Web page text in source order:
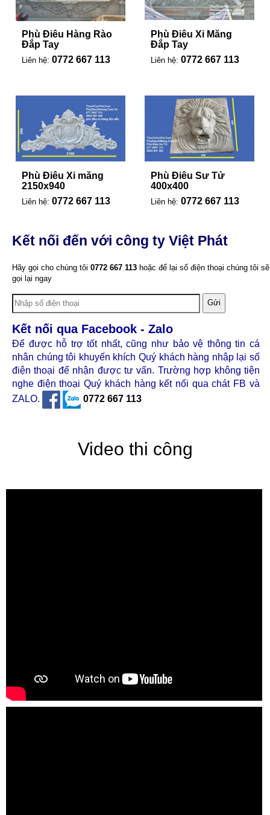
Phù Điêu Hàng Rào
Đắp Tay
Liên hệ: 0772 667 113
Phù Điêu Xi Măng
Đắp Tay
Liên hệ: 0772 667 113
Phù Điêu Xi măng
2150x940
Liên hệ: 0772 667 113
Phù Điêu Sư Tử
400x400
Liên hệ: 0772 667 113
Kết nối đến với công ty Việt Phát
Hãy gọi cho chúng tôi 0772 667 113 hoặc để lại số điện thoại chúng tôi sẽ
gọi lại ngay
Gửi
Kết nối qua Facebook - Zalo
Để được hỗ trợ tốt nhất, cũng như bảo vệ thông tin cá
nhân chúng tôi khuyến khích Quý khách hàng nhập lại số
điện thoại để nhận được tư vấn. Trường hợp không tiện
nghe điện thoại Quý khách hàng kết nối qua chát FB và
ZALO.
0772 667 113
Video thi công